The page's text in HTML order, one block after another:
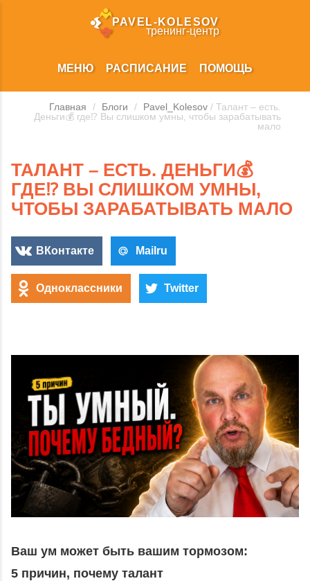
PAVEL‑KOLESOV
тренинг‑центр
МЕНЮ РАСПИСАНИЕ ПОМОЩЬ
Главная / Блоги / Pavel_Kolesov / Талант – есть.
Деньги💰 где⁉️ Вы слишком умны, чтобы зарабатывать
мало
ТАЛАНТ – ЕСТЬ. ДЕНЬГИ💰
ГДЕ⁉️ ВЫ СЛИШКОМ УМНЫ,
ЧТОБЫ ЗАРАБАТЫВАТЬ МАЛО
ВКонтакте Mailru
Одноклассники Twitter
Ваш ум может быть вашим тормозом:
5 причин, почему талант